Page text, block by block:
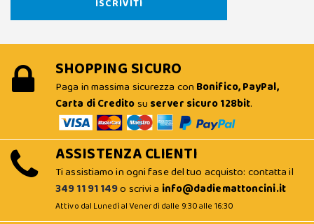
SHOPPING SICURO
Paga in massima sicurezza con Bonifico, PayPal,
Carta di Creditosu server sicuro 128bit.
ASSISTENZA CLIENTI
Ti assistiamo in ogni fase del tuo acquisto: contatta il
349 11 91 149o scrivi a info@dadiemattoncini.it
Attivo dal Lunedì al Venerdì dalle 9:30 alle 16:30